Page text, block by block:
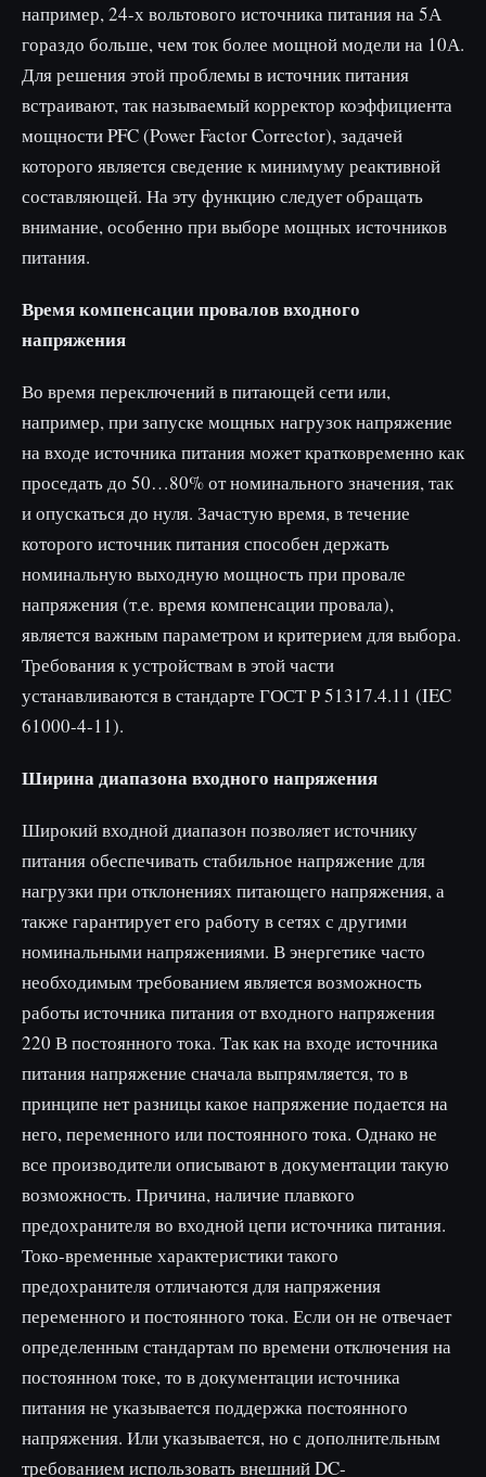
например, 24-х вольтового источника питания на 5А
гораздо больше, чем ток более мощной модели на 10А.
Для решения этой проблемы в источник питания
встраивают, так называемый корректор коэффициента
мощности PFC (Power Factor Corrector), задачей
которого является сведение к минимуму реактивной
составляющей. На эту функцию следует обращать
внимание, особенно при выборе мощных источников
питания.
Время компенсации провалов входного
напряжения
Во время переключений в питающей сети или,
например, при запуске мощных нагрузок напряжение
на входе источника питания может кратковременно как
проседать до 50…80% от номинального значения, так
и опускаться до нуля. Зачастую время, в течение
которого источник питания способен держать
номинальную выходную мощность при провале
напряжения (т.е. время компенсации провала),
является важным параметром и критерием для выбора.
Требования к устройствам в этой части
устанавливаются в стандарте ГОСТ Р 51317.4.11 (IEC
61000-4-11).
Ширина диапазона входного напряжения
Широкий входной диапазон позволяет источнику
питания обеспечивать стабильное напряжение для
нагрузки при отклонениях питающего напряжения, а
также гарантирует его работу в сетях с другими
номинальными напряжениями. В энергетике часто
необходимым требованием является возможность
работы источника питания от входного напряжения
220 В постоянного тока. Так как на входе источника
питания напряжение сначала выпрямляется, то в
принципе нет разницы какое напряжение подается на
него, переменного или постоянного тока. Однако не
все производители описывают в документации такую
возможность. Причина, наличие плавкого
предохранителя во входной цепи источника питания.
Токо-временные характеристики такого
предохранителя отличаются для напряжения
переменного и постоянного тока. Если он не отвечает
определенным стандартам по времени отключения на
постоянном токе, то в документации источника
питания не указывается поддержка постоянного
напряжения. Или указывается, но с дополнительным
требованием использовать внешний DC-